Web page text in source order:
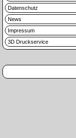
Datenschutz
News
Impressum
3D Druckservice